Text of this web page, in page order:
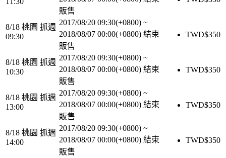
販售
8/18 桃園 抓週
09:30
2017/08/20 09:30(+0800) ~
2018/08/07 00:00(+0800) 結束
販售
TWD$350
8/18 桃園 抓週
10:30
2017/08/20 09:30(+0800) ~
2018/08/07 00:00(+0800) 結束
販售
TWD$350
8/18 桃園 抓週
13:00
2017/08/20 09:30(+0800) ~
2018/08/07 00:00(+0800) 結束
販售
TWD$350
8/18 桃園 抓週
14:00
2017/08/20 09:30(+0800) ~
2018/08/07 00:00(+0800) 結束
販售
TWD$350